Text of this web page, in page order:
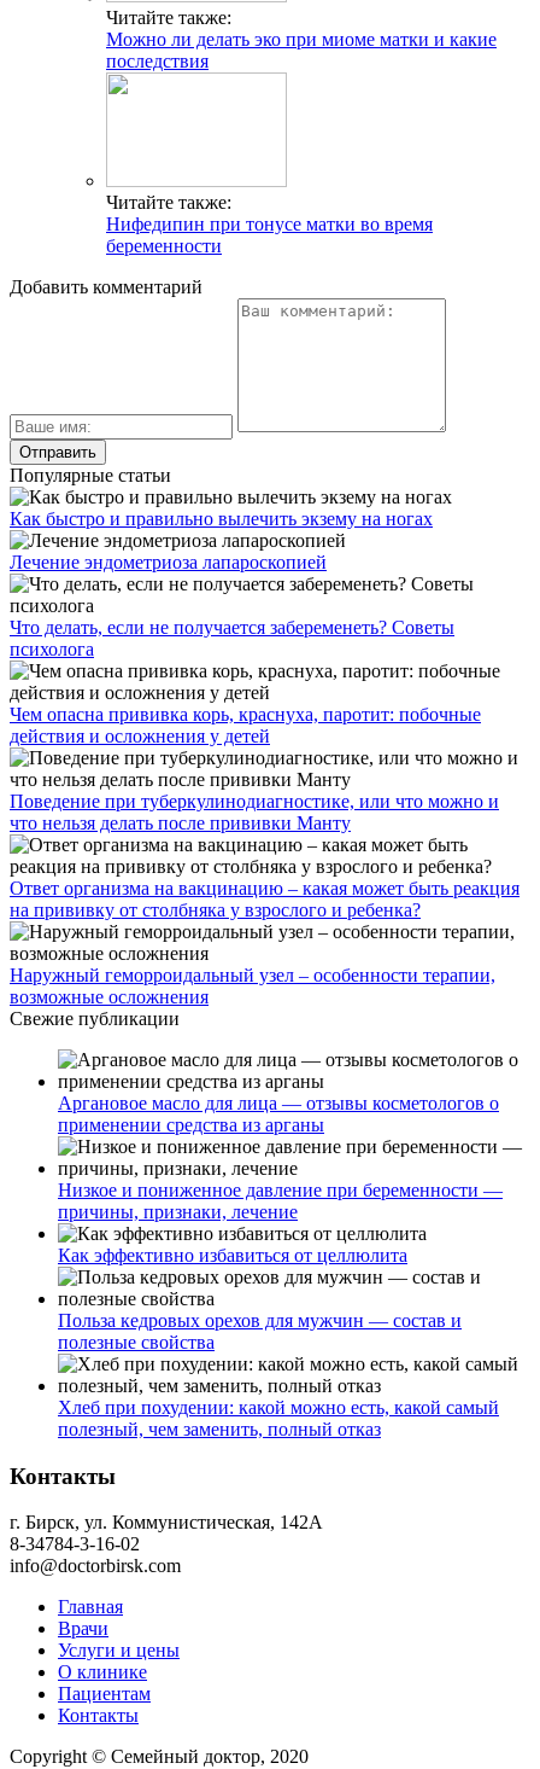
Читайте также:
Можно ли делать эко при миоме матки и какие
последствия
Читайте также:
Нифедипин при тонусе матки во время
беременности
Добавить комментарий
Популярные статьи
Как быстро и правильно вылечить экзему на ногах
Лечение эндометриоза лапароскопией
Что делать, если не получается забеременеть? Советы
психолога
Чем опасна прививка корь, краснуха, паротит: побочные
действия и осложнения у детей
Поведение при туберкулинодиагностике, или что можно и
что нельзя делать после прививки Манту
Ответ организма на вакцинацию – какая может быть реакция
на прививку от столбняка у взрослого и ребенка?
Наружный геморроидальный узел – особенности терапии,
возможные осложнения
Свежие публикации
Аргановое масло для лица — отзывы косметологов о
применении средства из арганы
Низкое и пониженное давление при беременности —
причины, признаки, лечение
Как эффективно избавиться от целлюлита
Польза кедровых орехов для мужчин — состав и
полезные свойства
Хлеб при похудении: какой можно есть, какой самый
полезный, чем заменить, полный отказ
Контакты
г. Бирск, ул. Коммунистическая, 142А
8-34784-3-16-02
info@doctorbirsk.com
Главная
Врачи
Услуги и цены
О клинике
Пациентам
Контакты
Copyright © Семейный доктор, 2020